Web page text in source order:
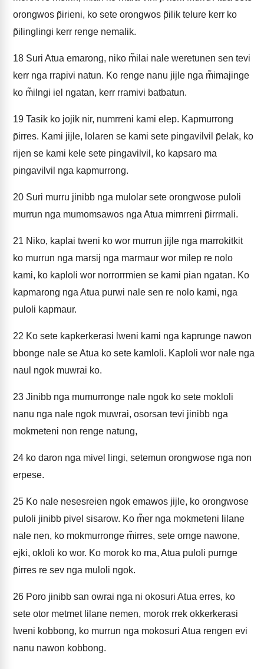
orongwos p̃irieni, ko sete orongwos p̃ilik telure kerr ko
p̃ilinglingi kerr renge nemalik.
18 Suri Atua emarong, niko m̃ilai nale weretunen sen tevi
kerr nga rrapivi natun. Ko renge nanu jijle nga m̃imajinge
ko m̃ilngi iel ngatan, kerr rramivi batbatun.
19 Tasik ko jojik nir, numrreni kami elep. Kapmurrong
p̃irres. Kami jijle, lolaren se kami sete pingavilvil p̃elak, ko
rijen se kami kele sete pingavilvil, ko kapsaro ma
pingavilvil nga kapmurrong.
20 Suri murru jinibb nga mulolar sete orongwose puloli
murrun nga mumomsawos nga Atua mimrreni p̃irrmali.
21 Niko, kaplai tweni ko wor murrun jijle nga marrokitkit
ko murrun nga marsij nga marmaur wor milep re nolo
kami, ko kaploli wor norrorrmien se kami pian ngatan. Ko
kapmarong nga Atua purwi nale sen re nolo kami, nga
puloli kapmaur.
22 Ko sete kapkerkerasi lweni kami nga kaprunge nawon
bbonge nale se Atua ko sete kamloli. Kaploli wor nale nga
naul ngok muwrai ko.
23 Jinibb nga mumurronge nale ngok ko sete mokloli
nanu nga nale ngok muwrai, osorsan tevi jinibb nga
mokmeteni non renge natung,
24 ko daron nga mivel lingi, setemun orongwose nga non
erpese.
25 Ko nale nesesreien ngok emawos jijle, ko orongwose
puloli jinibb pivel sisarow. Ko m̃er nga mokmeteni lilane
nale nen, ko mokmurronge m̃irres, sete ornge nawone,
ejki, okloli ko wor. Ko morok ko ma, Atua puloli purnge
p̃irres re sev nga muloli ngok.
26 Poro jinibb san owrai nga ni okosuri Atua erres, ko
sete otor metmet lilane nemen, morok rrek okkerkerasi
lweni kobbong, ko murrun nga mokosuri Atua rengen evi
nanu nawon kobbong.